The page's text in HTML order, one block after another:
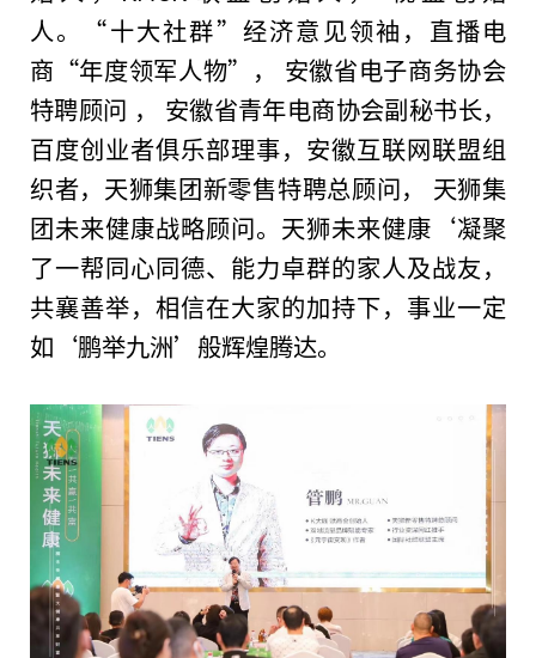
人。“十大社群”经济意见领袖 ，直播电
商“年度领军人物”， 安徽省电子商务协会
特聘顾问 ， 安徽省青年电商协会副秘书长，
百度创业者俱乐部理事，安徽互联网联盟组
织者，天狮集团新零售特聘总顾问， 天狮集
团未来健康战略顾问。天狮未来健康‘凝聚
了一帮同心同德、能力卓群的家人及战友，
共襄善举，相信在大家的加持下，事业一定
如‘鹏举九洲’般辉煌腾达。